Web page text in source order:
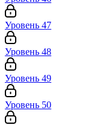
Уровень 47
Уровень 48
Уровень 49
Уровень 50